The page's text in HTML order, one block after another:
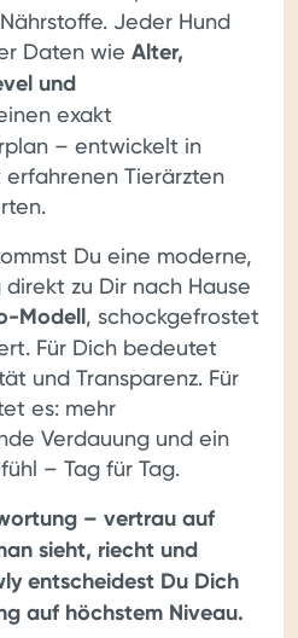
Jeder Hund
Daten wie Alter,
und
exakt
– entwickelt in
Tierärzten
Du eine moderne,
zu Dir nach Hause
Modell, schockgefrostet
Für Dich bedeutet
und Transparenz. Für
es: mehr
Verdauung und ein
– Tag für Tag.
– vertrau auf
sieht, riecht und
entscheidest Du Dich
auf höchstem Niveau.